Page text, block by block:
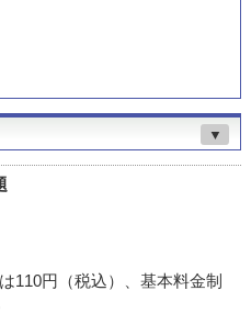
▼
110円（税込）、基本料金制